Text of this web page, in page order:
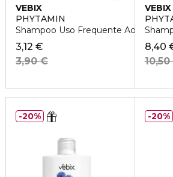
VEBIX
PHYTAMIN
Shampoo Uso Frequente Addolcente
3,12 €
3,90 €
VEBIX
8,40
20% 20%